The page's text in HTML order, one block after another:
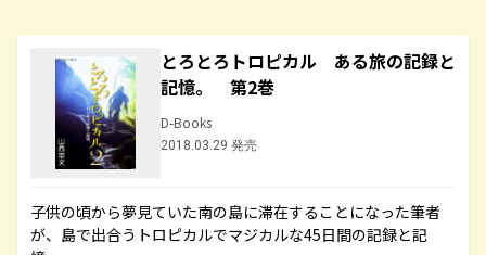
とろとろトロピカル ある旅の記録と
記憶。 第2巻
D-Books
2018.03.29 発売
子供の頃から夢見ていた南の島に滞在することになった筆者
が、島で出合うトロピカルでマジカルな45日間の記録と記